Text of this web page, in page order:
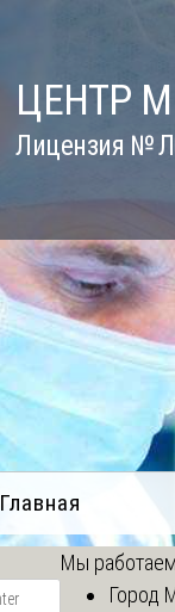
ЦЕНТР
Лицензия №
Главная
Мы
Город